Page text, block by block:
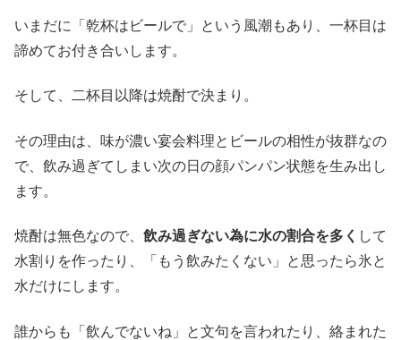
いまだに「乾杯はビールで」という風潮もあり、一杯目は
諦めてお付き合いします。
そして、二杯目以降は焼酎で決まり。
その理由は、味が濃い宴会料理とビールの相性が抜群なの
で、飲み過ぎてしまい次の日の顔パンパン状態を生み出し
ます。
焼酎は無色なので、 飲み過ぎない為に水の割合を多く して
水割りを作ったり、「もう飲みたくない」と思ったら氷と
水だけにします。
誰からも「飲んでないね」と文句を言われたり、絡まれた